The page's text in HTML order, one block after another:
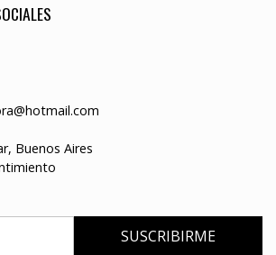
Buenos Aires
SUSCRIBIRME